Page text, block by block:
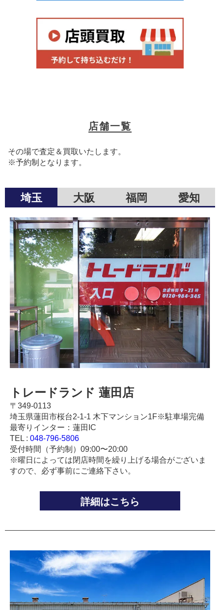
店舗一覧
その場で査定＆買取いたします。
※予約制となります。
埼玉 大阪 福岡 愛知
トレードランド 蓮田店
〒349-0113
埼玉県蓮田市桜台2-1-1 木下マンション1F※駐車場完備
最寄りインター：蓮田IC
TEL : 048-796-5806
受付時間（予約制）09:00〜20:00
※曜日によっては閉店時間を繰り上げる場合がございま
すので、必ず事前にご連絡下さい。
詳細はこちら